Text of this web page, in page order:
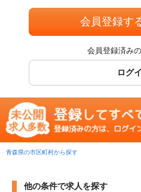
会員登録す
会員登録済み
ログ
青森県の市区町村から探す
他の条件で求人を探す